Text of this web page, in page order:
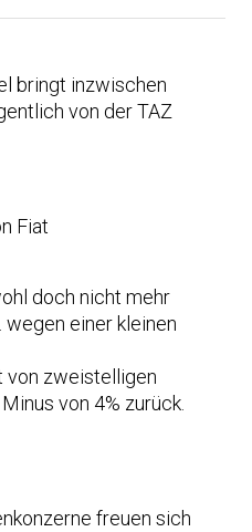
bringt inzwischen
von der TAZ
Fiat
doch nicht mehr
wegen einer kleinen
von zweistelligen
von 4% zurück.
freuen sich